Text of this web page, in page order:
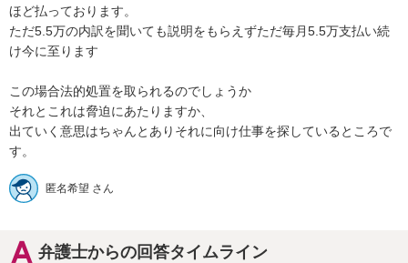
ほど払っております。
ただ5.5万の内訳を聞いても説明をもらえずただ毎月5.5万支払い続
け今に至ります
この場合法的処置を取られるのでしょうか
それとこれは脅迫にあたりますか、
出ていく意思はちゃんとありそれに向け仕事を探しているところで
す。
匿名希望 さん
弁護士からの回答タイムライン